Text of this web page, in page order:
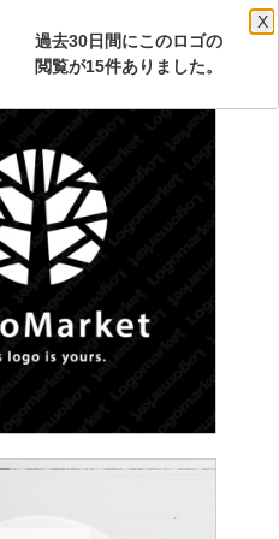
過去30日間にこのロゴの
X
閲覧が15件ありました。